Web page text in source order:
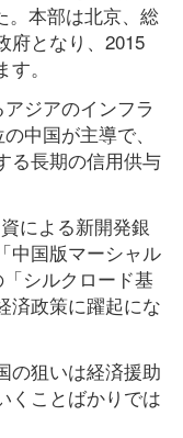
。本部は北京、総
府となり、2015
。
ジアのインフラ
中国が主導で、
る長期の信用供与
による新開発銀
中国版マーシャル
シルクロード基
済政策に躍起にな
の狙いは経済援助
くことばかりでは